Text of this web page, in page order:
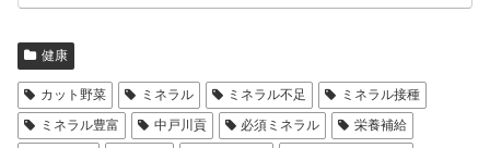
健康
カット野菜 ミネラル ミネラル不足
ミネラル接種
ミネラル豊富
中戸川貢 必須ミネラル 栄養補給